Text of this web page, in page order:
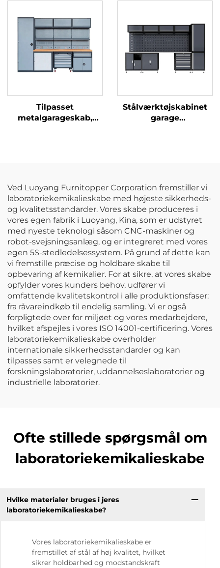
vedligeholdelsesmekaniker,
metalværktøjsvogn,
kabinet
metalopbevaringsskab
Tilpasset
metalgarageskab,
Stålværktøjskabinet
garage
skab, kabinet
Ved Luoyang Furnitopper Corporation fremstiller vi
laboratoriekemikalieskabe med højeste sikkerheds-
og kvalitetsstandarder. Vores skabe produceres i
vores egen fabrik i Luoyang, Kina, som er udstyret
med nyeste teknologi såsom CNC-maskiner og
robot-svejsningsanlæg, og er integreret med vores
egen 5S-stedledelsessystem. På grund af dette kan
vi fremstille præcise og holdbare skabe til
opbevaring af kemikalier. For at sikre, at vores skabe
opfylder vores kunders behov, udfører vi
omfattende kvalitetskontrol i alle produktionsfaser:
fra råvareindkøb til endelig samling. Vi er også
forpligtede over for miljøet og vores medarbejdere,
hvilket afspejles i vores ISO 14001-certificering. Vores
laboratoriekemikalieskabe overholder
internationale sikkerhedsstandarder og kan
tilpasses samt er velegnede til
forskningslaboratorier, uddannelseslaboratorier og
industrielle laboratorier.
Ofte stillede spørgsmål om
laboratoriekemikalieskabe
Hvilke materialer bruges i jeres
laboratoriekemikalieskabe?
Vores laboratoriekemikalieskabe er
fremstillet af stål af høj kvalitet, hvilket
sikrer holdbarhed og modstandskraft